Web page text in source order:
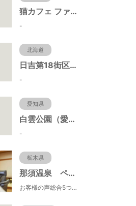
猫カフェ ファミリーズ
-
北海道
日吉第18街区公園（北海道函館市）
-
愛知県
白雲公園（愛知県名古屋市）
-
栃木県
那須温泉 ペット＆スパホテル 那須ワン
お客様の声総合5つ星■1日限定４組貸切風呂■室内ドッグランあり♪